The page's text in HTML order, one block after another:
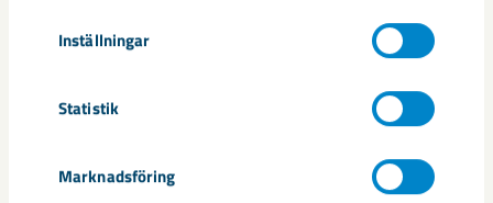
Inställningar
Statistik
Marknadsföring